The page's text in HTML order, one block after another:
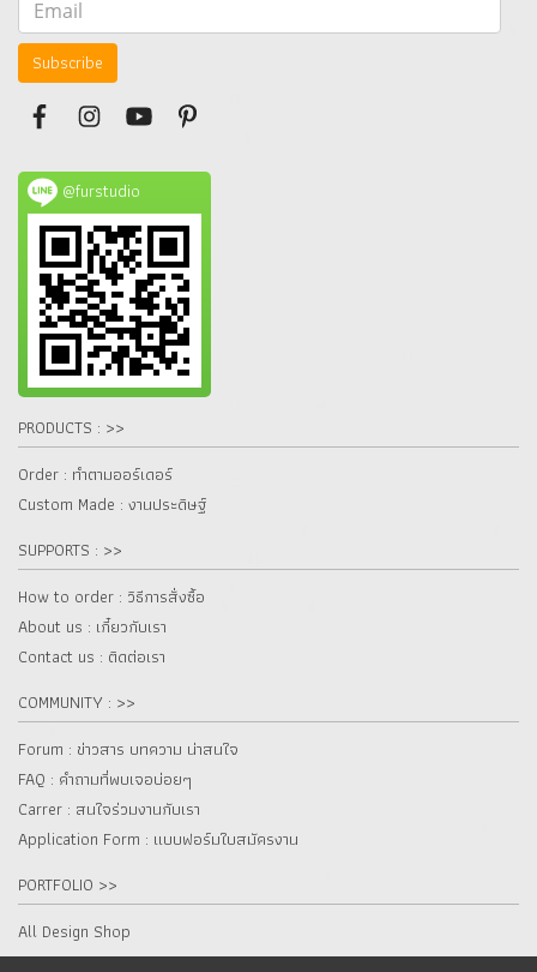
Subscribe
@furstudio
PRODUCTS : >>
Order : ทำตามออร์เดอร์
Custom Made : งานประดิษฐ์
SUPPORTS : >>
How to order : วิธีการสั่งซื้อ
About us : เกี๋ยวกับเรา
Contact us : ติดต่อเรา
COMMUNITY : >>
Forum : ข่าวสาร บทความ น่าสนใจ
FAQ : คำถามที่พบเจอบ่อยๆ
Carrer : สนใจร่วมงานกับเรา
Application Form : แบบฟอร์มใบสมัครงาน
PORTFOLIO >>
All Design Shop